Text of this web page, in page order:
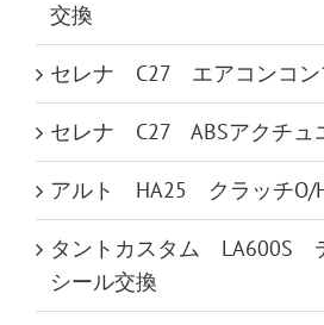
交換
セレナ C27 エアコンコン
セレナ C27 ABSアクチュ
アルト HA25 クラッチO/
タントカスタム LA600S
シール交換